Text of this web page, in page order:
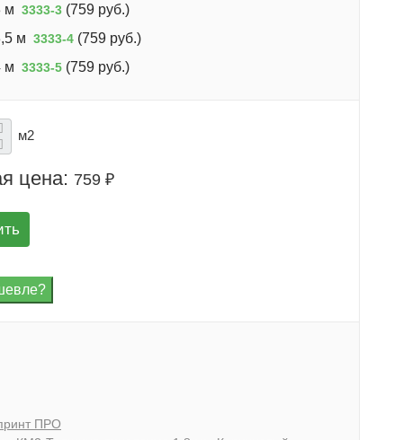
м 3333-3 (759 руб.)
м 3333-4 (759 руб.)
м 3333-5 (759 руб.)
м2
цена: 759 ₽
ПРО